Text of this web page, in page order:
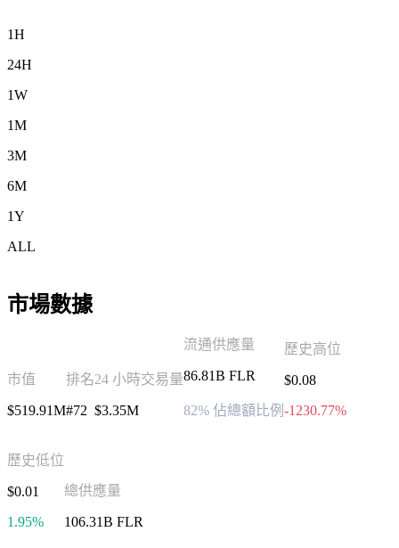
1H
24H
1W
1M
3M
6M
1Y
ALL
市場數據
市值
$519.91M
排名
#72
24 小時交易量
$3.35M
流通供應量
86.81B FLR
82% 佔總額比例
歷史高位
$0.08
-1230.77%
歷史低位
$0.01
1.95%
總供應量
106.31B FLR